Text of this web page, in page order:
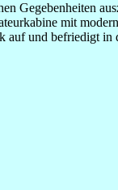
Gegebenheiten
mit
und befriedigt